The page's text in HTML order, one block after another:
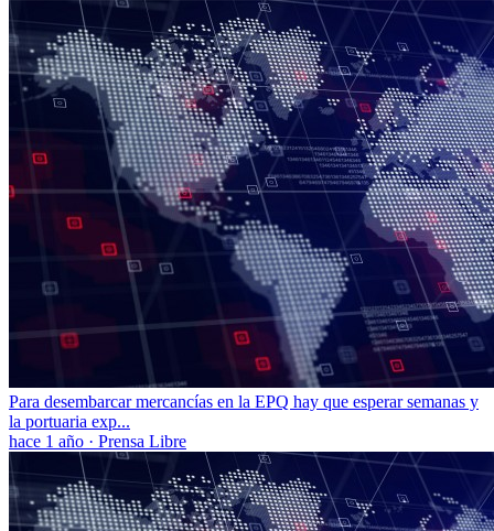
Para desembarcar mercancías en la EPQ hay que esperar semanas y
la portuaria exp...
hace 1 año · Prensa Libre